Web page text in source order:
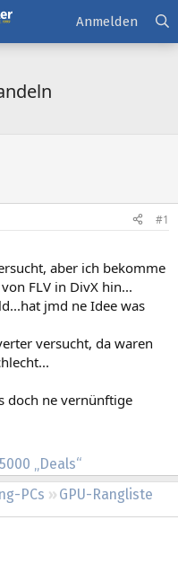
„Deals“
PCs
GPU-Rangliste
Anmelden
#1
aber ich bekomme
FLV in DivX hin...
jmd ne Idee was
versucht, da waren
doch ne vernünftige